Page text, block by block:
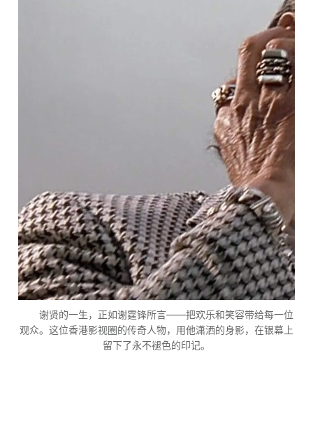
谢贤的一生，正如谢霆锋所言——把欢乐和笑容带给每一位
观众。这位香港影视圈的传奇人物，用他潇洒的身影，在银幕上
留下了永不褪色的印记。